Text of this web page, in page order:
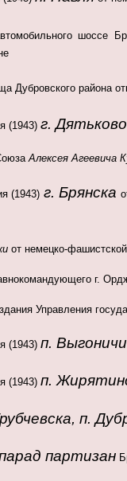
шоссе
Дубровского района
(1943) г. Дятьково
Алексея Агеевича
(1943) г. Брянска
от немецко-
г.
Управления
(1943) п. Выгоничи
(1943) п.
п.
партизан